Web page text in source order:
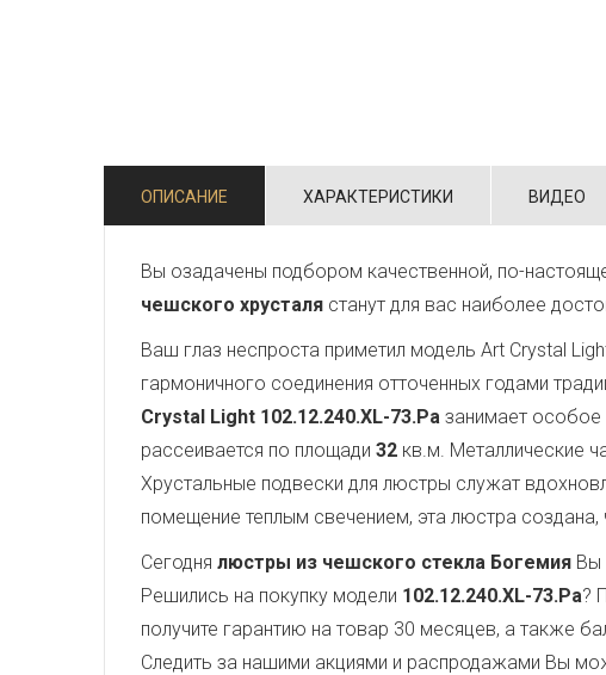
ОПИСАНИЕ ХАРАКТЕРИСТИКИ ВИДЕО
Вы озадачены подбором качественной, по-
чешского хрусталя станут для вас наиболее
Ваш глаз неспроста приметил модель Art Crystal
гармоничного соединения отточенных годами
Crystal Light 102.12.240.XL-73.Pa занимает особое
рассеивается по площади 32 кв.м. Металлические
Хрустальные подвески для люстры служат
помещение теплым свечением, эта люстра создана,
Сегодня люстры из чешского стекла Богемия Вы
Решились на покупку модели 102.12.240.XL-73.Pa?
получите гарантию на товар 30 месяцев, а также
Следить за нашими акциями и распродажами Вы